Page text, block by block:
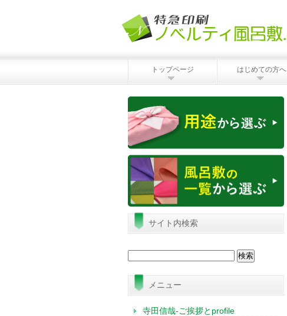
トップページ はじめての方へ
サイト内検索
メニュー
寺田信哉-ご挨拶とprofile